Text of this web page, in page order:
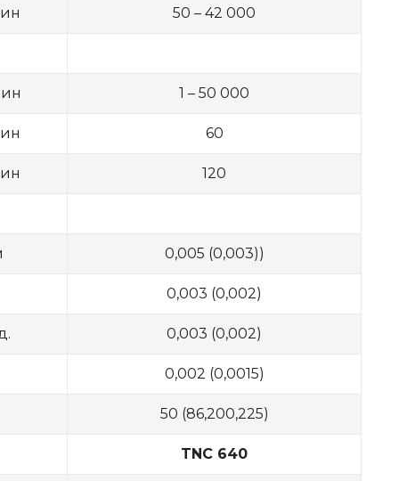
50 – 42 000
1 – 50 000
60
120
0,005 (0,003))
0,003 (0,002)
0,003 (0,002)
0,002 (0,0015)
50 (86,200,225)
TNC 640